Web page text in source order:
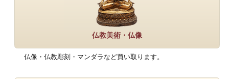
仏教美術・仏像
仏像・仏教彫刻・マンダラなど買い取ります。